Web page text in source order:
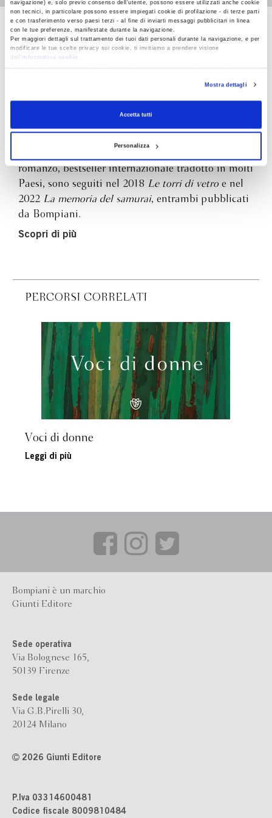
navigazione) e, solo previo consenso dell’utente, possono essere utilizzati anche cookie
non tecnici, in particolare possono essere impiegati cookie di profilazione - di terze parti
e con trasferimento verso paesi terzi - al fine di inviarti messaggi pubblicitari in linea
con le tue preferenze, manifestate durante la navigazione.
Per maggiori dettagli sul trattamento dei tuoi dati personali durante la navigazione, e per
modificare le tue scelte privacy sui cookie, ti invitiamo a prendere visione
dell’
informativa cookie
RevocaMostra dettagli
Accetta tutti
Personalizza
Natasha Pulley
romanzo, bestseller internazionale tradotto in molti
Paesi, sono seguiti nel 2018 Le torri di vetro e nel
2022 La memoria del samurai, entrambi pubblicati
da Bompiani.
Scopri di più
PERCORSI CORRELATI
Voci di donne
Leggi di più
Bompiani è un marchio
Giunti Editore
Sede operativa
Via Bolognese 165,
50139 Firenze
Sede legale
Via G.B.Pirelli 30,
20124 Milano
2026 Giunti Editore
P.Iva 03314600481
Codice fiscale 8009810484